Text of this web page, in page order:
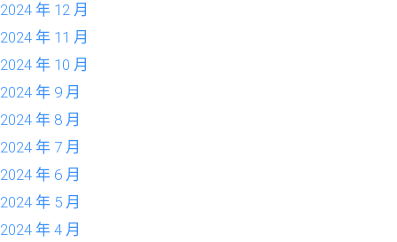
2024 年 12 月
2024 年 11 月
2024 年 10 月
2024 年 9 月
2024 年 8 月
2024 年 7 月
2024 年 6 月
2024 年 5 月
2024 年 4 月